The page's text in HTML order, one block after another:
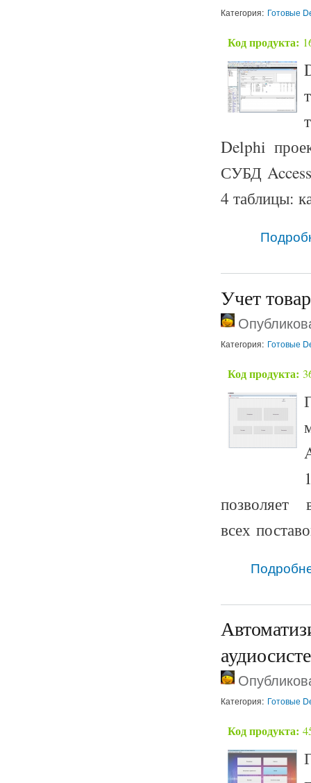
Категория: Готовые
Код продукта:
Delphi
СУБД
4 таблицы:
Учет
Категория: Готовые
Код продукта:
позволяет
всех
Категория: Готовые
Код продукта: